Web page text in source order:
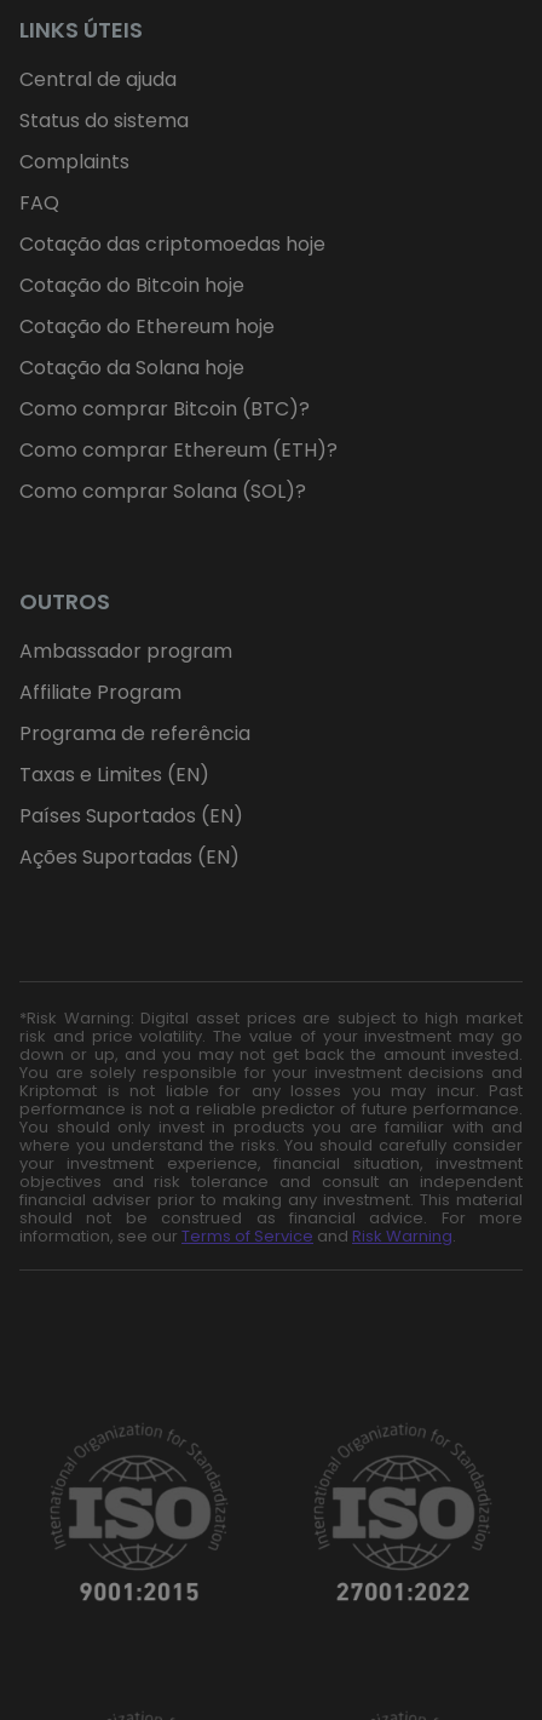
LINKS ÚTEIS
Central de ajuda
Status do sistema
Complaints
FAQ
Cotação das criptomoedas hoje
Cotação do Bitcoin hoje
Cotação do Ethereum hoje
Cotação da Solana hoje
Como comprar Bitcoin (BTC)?
Como comprar Ethereum (ETH)?
Como comprar Solana (SOL)?
OUTROS
Ambassador program
Affiliate Program
Programa de referência
Taxas e Limites (EN)
Países Suportados (EN)
Ações Suportadas (EN)
*Risk Warning: Digital asset prices are subject to high market
risk and price volatility. The value of your investment may go
down or up, and you may not get back the amount invested.
You are solely responsible for your investment decisions and
Kriptomat is not liable for any losses you may incur. Past
performance is not a reliable predictor of future performance.
You should only invest in products you are familiar with and
where you understand the risks. You should carefully consider
your investment experience, financial situation, investment
objectives and risk tolerance and consult an independent
financial adviser prior to making any investment. This material
should not be construed as financial advice. For more
information, see our Terms of Service and Risk Warning.